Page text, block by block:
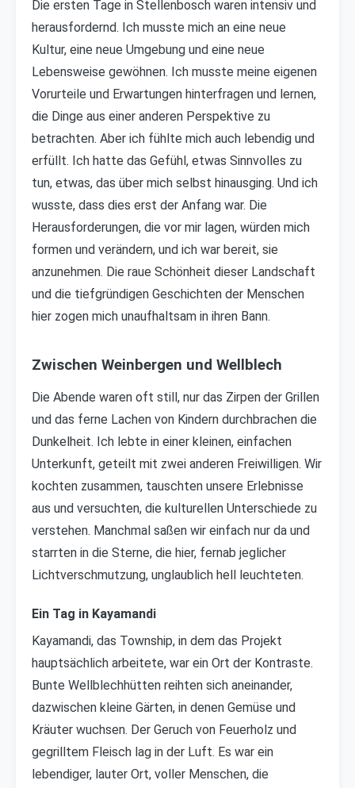
Die ersten Tage in Stellenbosch waren intensiv und
herausfordernd. Ich musste mich an eine neue
Kultur, eine neue Umgebung und eine neue
Lebensweise gewöhnen. Ich musste meine eigenen
Vorurteile und Erwartungen hinterfragen und lernen,
die Dinge aus einer anderen Perspektive zu
betrachten. Aber ich fühlte mich auch lebendig und
erfüllt. Ich hatte das Gefühl, etwas Sinnvolles zu
tun, etwas, das über mich selbst hinausging. Und ich
wusste, dass dies erst der Anfang war. Die
Herausforderungen, die vor mir lagen, würden mich
formen und verändern, und ich war bereit, sie
anzunehmen. Die raue Schönheit dieser Landschaft
und die tiefgründigen Geschichten der Menschen
hier zogen mich unaufhaltsam in ihren Bann.
Zwischen Weinbergen und Wellblech
Die Abende waren oft still, nur das Zirpen der Grillen
und das ferne Lachen von Kindern durchbrachen die
Dunkelheit. Ich lebte in einer kleinen, einfachen
Unterkunft, geteilt mit zwei anderen Freiwilligen. Wir
kochten zusammen, tauschten unsere Erlebnisse
aus und versuchten, die kulturellen Unterschiede zu
verstehen. Manchmal saßen wir einfach nur da und
starrten in die Sterne, die hier, fernab jeglicher
Lichtverschmutzung, unglaublich hell leuchteten.
Ein Tag in Kayamandi
Kayamandi, das Township, in dem das Projekt
hauptsächlich arbeitete, war ein Ort der Kontraste.
Bunte Wellblechhütten reihten sich aneinander,
dazwischen kleine Gärten, in denen Gemüse und
Kräuter wuchsen. Der Geruch von Feuerholz und
gegrilltem Fleisch lag in der Luft. Es war ein
lebendiger, lauter Ort, voller Menschen, die